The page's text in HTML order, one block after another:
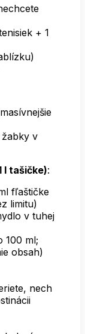
+ 1
v
l tašičke):
fľaštičke
limitu)
v tuhej
100 ml;
obsah)
nech